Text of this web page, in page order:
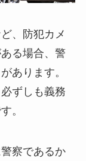
、防犯カメ
る場合、警
あります。
ずしも義務
。
察であるか